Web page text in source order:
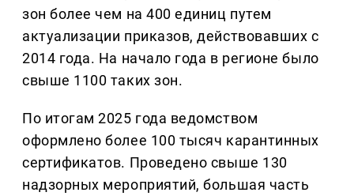
зон более чем на 400 единиц путем
актуализации приказов, действовавших с
2014 года. На начало года в регионе было
свыше 1100 таких зон.
По итогам 2025 года ведомством
оформлено более 100 тысяч карантинных
сертификатов. Проведено свыше 130
надзорных мероприятий, большая часть